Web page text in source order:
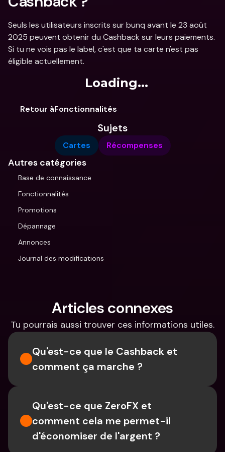
Seuls les utilisateurs inscrits sur bunq avant le 23 août
2025 peuvent obtenir du Cashback sur leurs paiements.
Si tu ne vois pas le label, c'est que ta carte n'est pas
éligible actuellement.
Loading...
Retour àFonctionnalités
Sujets
Cartes Récompenses
Autres catégories
Base de connaissance
Fonctionnalités
Promotions
Dépannage
Annonces
Journal des modifications
Articles connexes
Tu pourrais aussi trouver ces informations utiles.
Qu'est-ce que le Cashback et
comment ça marche ?
Qu'est-ce que ZeroFX et
comment cela me permet-il
d'économiser de l'argent ?